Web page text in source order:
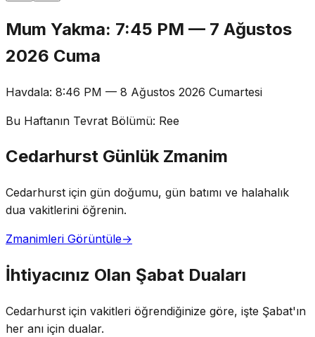
Mum Yakma: 7:45 PM — 7 Ağustos
2026 Cuma
Havdala: 8:46 PM — 8 Ağustos 2026 Cumartesi
Bu Haftanın Tevrat Bölümü: Ree
Cedarhurst Günlük Zmanim
Cedarhurst için gün doğumu, gün batımı ve halahalık
dua vakitlerini öğrenin.
Zmanimleri Görüntüle→
İhtiyacınız Olan Şabat Duaları
Cedarhurst için vakitleri öğrendiğinize göre, işte Şabat'ın
her anı için dualar.